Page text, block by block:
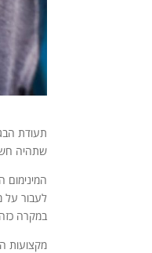
תעודת
שתהיה
לעבור על
במקרה
מקצועות